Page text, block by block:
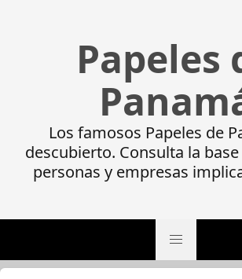
Papeles
Los famosos Papeles de
descubierto. Consulta la
personas y empresas